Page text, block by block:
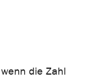
die Zahl